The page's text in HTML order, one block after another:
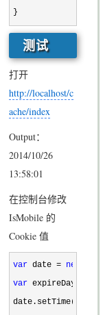
}
测试
打开
http://localhost/c
ache/index
Output：
2014/10/26
13:58:01
在控制台修改
IsMobile 的
Cookie 值
var date = new
var expireDays =